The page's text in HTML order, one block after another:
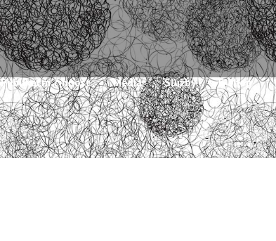
Publikační činnost Média Služby E-shop